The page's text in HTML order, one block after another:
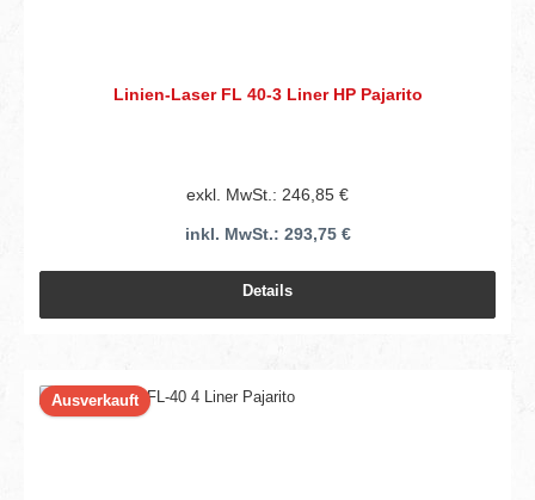
Linien-Laser FL 40-3 Liner HP Pajarito
exkl. MwSt.: 246,85 €
inkl. MwSt.: 293,75 €
Details
Ausverkauft